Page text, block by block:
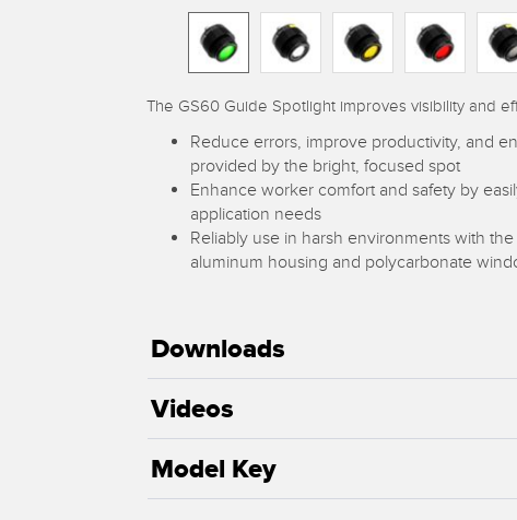
The GS60 Guide Spotlight improves visibility and
Reduce errors, improve productivity, and
provided by the bright, focused spot
Enhance worker comfort and safety by
application needs
Reliably use in harsh environments with
aluminum housing and polycarbonate
Downloads
Videos
Model Key